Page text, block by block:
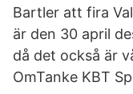
Bartler att fira
är den 30 april
då det också är
OmTanke KBT